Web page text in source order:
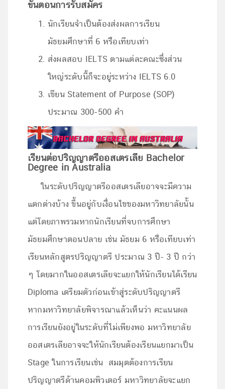
ขั้นตอนการรับสมัคร
นักเรียนจำเป็นต้องส่งผลการเรียน
มัธยมศึกษาที่ 6 หรือเทียบเท่า
ส่งผลสอบ IELTS ตามแต่ละคณะซึ่งส่วน
ใหญ่ระดับนี้ก็จะอยู่ระหว่าง IELTS 6.0
เขียน Statement of Purpose (SOP)
ประมาณ 300-500 คำ
เรียนต่อปริญญาตรีออสเตรเลีย Bachelor
Degree in Australia
ในระดับปริญญาตรีออสเตรเลียอาจจะมีความ
แตกต่างบ้าง ขึ้นอยู่กับเงื่อนไขของมหาวิทยาลัยนั้น
แต่โดยภาพรวมหากนักเรียนที่จบการศึกษา
มัธยมศึกษาตอนปลาย เช่น มัธยม 6 หรือเทียบเท่า
เรียนหลักสูตรปริญญาตรี ประมาณ 3 ปี- 3 ปี กว่า
ๆ โดยมากในออสเตรเลียจะแยกให้นักเรียนได้เรียน
Diploma เตรียมตัวก่อนเข้าสู่ระดับปริญญาตรี
หากมหาวิทยาลัยพิจารณาแล้วเห็นว่า คะแนนผล
การเรียนยังอยู่ในระดับที่ไม่เพียงพอ มหาวิทยาลัย
ออสเตรเลียอาจจะให้นักเรียนต้องเรียนแยกมาเป็น
Stage ในการเรียนเช่น สมมุตต้องการเรียน
ปริญญาตรีด้านคอมพิวเตอร์ มหาวิทยาลัยจะแยก